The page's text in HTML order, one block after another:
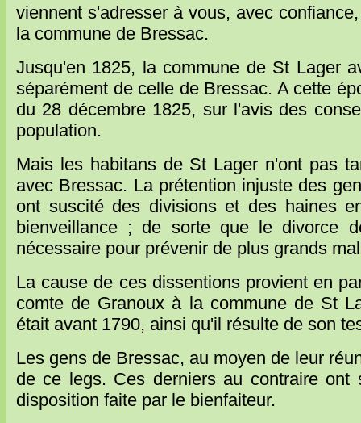
viennent s'adresser à vous, avec
la commune de Bressac.
Jusqu'en 1825, la commune de St Lager
séparément de celle de Bressac. A cette
du 28 décembre 1825, sur l'avis des
population.
Mais les habitans de St Lager n'ont pas
avec Bressac. La prétention injuste des
ont suscité des divisions et des haines
bienveillance ; de sorte que le divorce
nécessaire pour prévenir de plus grands
La cause de ces dissentions provient en
comte de Granoux à la commune de St
était avant 1790, ainsi qu'il résulte de son
Les gens de Bressac, au moyen de leur
de ce legs. Ces derniers au contraire ont
disposition faite par le bienfaiteur.